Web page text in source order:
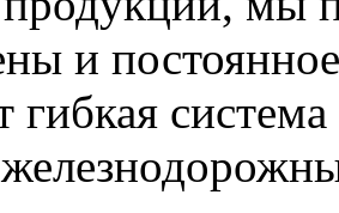
и
гибкая